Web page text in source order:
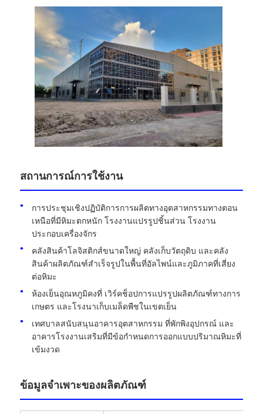
สถานการณ์การใช้งาน
การประชุมเชิงปฏิบัติการการผลิตทางอุตสาหกรรมทางตอน
เหนือที่มีหิมะตกหนัก โรงงานแปรรูปชิ้นส่วน โรงงาน
ประกอบเครื่องจักร
คลังสินค้าโลจิสติกส์ขนาดใหญ่ คลังเก็บวัตถุดิบ และคลัง
สินค้าผลิตภัณฑ์สำเร็จรูปในพื้นที่อัลไพน์และภูมิภาคที่เสี่ยง
ต่อหิมะ
ห้องเย็นอุณหภูมิคงที่ เวิร์คช็อปการแปรรูปผลิตภัณฑ์ทางการ
เกษตร และโรงนาเก็บเมล็ดพืชในเขตเย็น
เทศบาลสนับสนุนอาคารอุตสาหกรรม ที่พักพิงอุปกรณ์ และ
อาคารโรงงานเสริมที่มีข้อกำหนดการออกแบบปริมาณหิมะที่
เข้มงวด
ข้อมูลจำเพาะของผลิตภัณฑ์